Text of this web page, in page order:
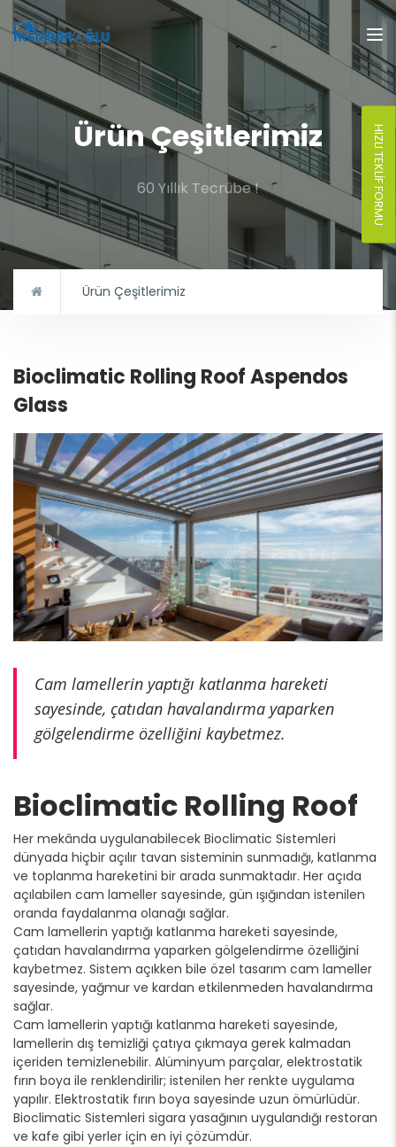
Ürün Çeşitlerimiz
60 Yıllık Tecrübe !
Ürün Çeşitlerimiz
Bioclimatic Rolling Roof Aspendos
Glass
Cam lamellerin yaptığı katlanma hareketi
sayesinde, çatıdan havalandırma yaparken
gölgelendirme özelliğini kaybetmez.
Bioclimatic Rolling Roof
Her mekânda uygulanabilecek Bioclimatic Sistemleri
dünyada hiçbir açılır tavan sisteminin sunmadığı, katlanma
ve toplanma hareketini bir arada sunmaktadır. Her açıda
açılabilen cam lameller sayesinde, gün ışığından istenilen
oranda faydalanma olanağı sağlar.
Cam lamellerin yaptığı katlanma hareketi sayesinde,
çatıdan havalandırma yaparken gölgelendirme özelliğini
kaybetmez. Sistem açıkken bile özel tasarım cam lameller
sayesinde, yağmur ve kardan etkilenmeden havalandırma
sağlar.
Cam lamellerin yaptığı katlanma hareketi sayesinde,
lamellerin dış temizliği çatıya çıkmaya gerek kalmadan
içeriden temizlenebilir. Alüminyum parçalar, elektrostatik
fırın boya ile renklendirilir; istenilen her renkte uygulama
yapılır. Elektrostatik fırın boya sayesinde uzun ömürlüdür.
Bioclimatic Sistemleri sigara yasağının uygulandığı restoran
ve kafe gibi yerler için en iyi çözümdür.
HIZLI TEKLIF FORMU